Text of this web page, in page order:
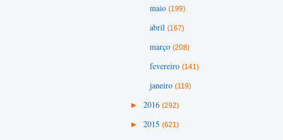
maio (199)
abril (167)
março (208)
fevereiro (141)
janeiro (119)
► 2016 (292)
► 2015 (621)